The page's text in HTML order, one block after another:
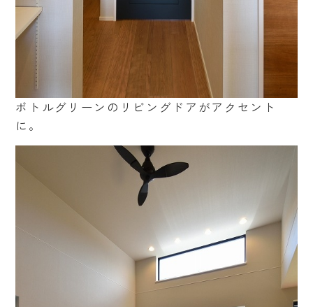
ボトルグリーンのリビングドアがアクセント
に。